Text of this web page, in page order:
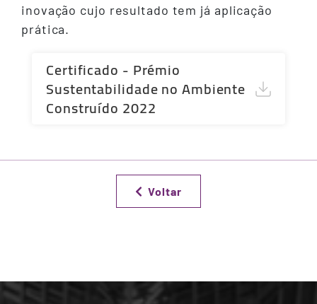
inovação cujo resultado tem já aplicação
prática.
Certificado - Prémio
Sustentabilidade no Ambiente
Construído 2022
Voltar